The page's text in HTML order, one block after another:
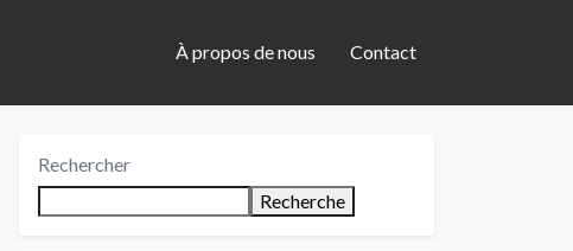
À propos de nous Contact
Rechercher
Recherche